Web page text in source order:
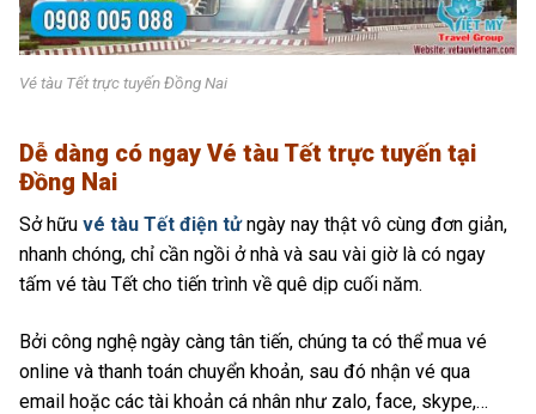
Vé tàu Tết trực tuyến Đồng Nai
Dễ dàng có ngay Vé tàu Tết trực tuyến tại
Đồng Nai
Sở hữu vé tàu Tết điện tửngày nay thật vô cùng đơn giản,
nhanh chóng, chỉ cần ngồi ở nhà và sau vài giờ là có ngay
tấm vé tàu Tết cho tiến trình về quê dịp cuối năm.
Bởi công nghệ ngày càng tân tiến, chúng ta có thể mua vé
online và thanh toán chuyển khoản, sau đó nhận vé qua
email hoặc các tài khoản cá nhân như zalo, face, skype,…